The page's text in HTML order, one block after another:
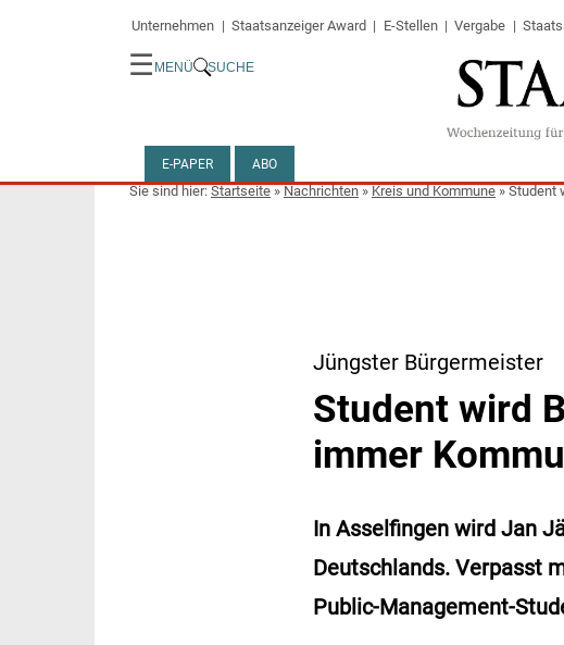
Unternehmen Staatsanzeiger Award E-Stellen Vergabe
☰ MENÜ SUCHE
E-PAPER ABO
Startseite»Nachrichten»Kreis und Kommune»Student
Jüngster Bürgermeister
Student wird
immer
In Asselfingen wird Jan
Deutschlands. Verpasst
Public-Management-